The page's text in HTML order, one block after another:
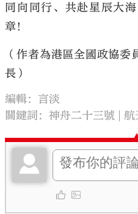
同向同行、共赴星辰大
章！
（作者為港區全國政協
長）
編輯：言淡
關鍵詞：神舟二十三號 航